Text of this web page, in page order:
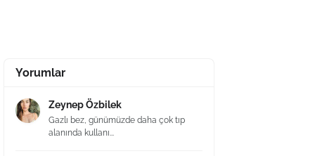
Yorumlar
Zeynep Özbilek
Gazlı bez, günümüzde daha çok tıp
alanında kullanı...